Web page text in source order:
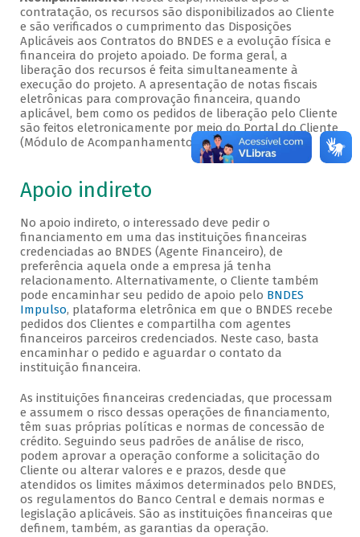
contratação, os recursos são disponibilizados ao Cliente
e são verificados o cumprimento das Disposições
Aplicáveis aos Contratos do BNDES e a evolução física e
financeira do projeto apoiado. De forma geral, a
liberação dos recursos é feita simultaneamente à
execução do projeto. A apresentação de notas fiscais
eletrônicas para comprovação financeira, quando
aplicável, bem como os pedidos de liberação pelo Cliente
são feitos eletronicamente por meio do Portal do Cliente
(Módulo de Acompanhamento).
Apoio indireto
No apoio indireto, o interessado deve pedir o
financiamento em uma das instituições financeiras
credenciadas ao BNDES (Agente Financeiro), de
preferência aquela onde a empresa já tenha
relacionamento. Alternativamente, o Cliente também
pode encaminhar seu pedido de apoio pelo BNDES
Impulso, plataforma eletrônica em que o BNDES recebe
pedidos dos Clientes e compartilha com agentes
financeiros parceiros credenciados. Neste caso, basta
encaminhar o pedido e aguardar o contato da
instituição financeira.
As instituições financeiras credenciadas, que processam
e assumem o risco dessas operações de financiamento,
têm suas próprias políticas e normas de concessão de
crédito. Seguindo seus padrões de análise de risco,
podem aprovar a operação conforme a solicitação do
Cliente ou alterar valores e e prazos, desde que
atendidos os limites máximos determinados pelo BNDES,
os regulamentos do Banco Central e demais normas e
legislação aplicáveis. São as instituições financeiras que
definem, também, as garantias da operação.